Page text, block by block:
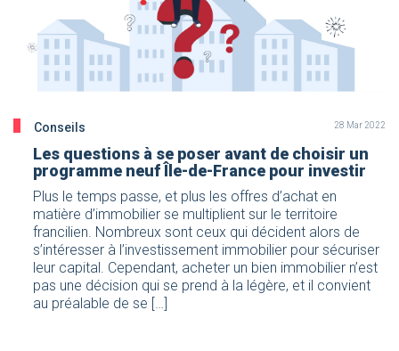
Conseils 28 Mar 2022
Les questions à se poser avant de choisir un
programme neuf Île-de-France pour investir
Plus le temps passe, et plus les offres d’achat en
matière d’immobilier se multiplient sur le territoire
francilien. Nombreux sont ceux qui décident alors de
s’intéresser à l’investissement immobilier pour sécuriser
leur capital. Cependant, acheter un bien immobilier n’est
pas une décision qui se prend à la légère, et il convient
au préalable de se […]